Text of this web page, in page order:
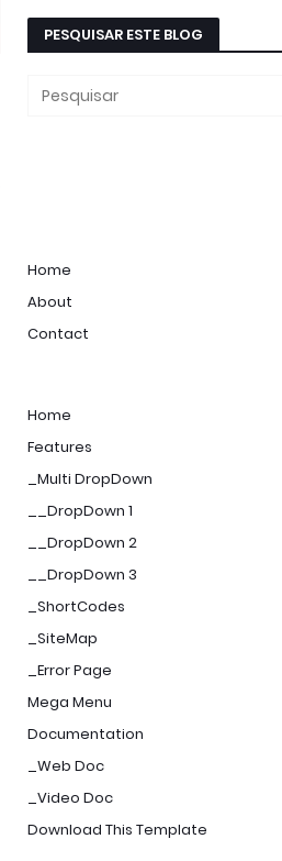
PESQUISAR ESTE BLOG
Home
About
Contact
Home
Features
_Multi DropDown
__DropDown 1
__DropDown 2
__DropDown 3
_ShortCodes
_SiteMap
_Error Page
Mega Menu
Documentation
_Web Doc
_Video Doc
Download This Template